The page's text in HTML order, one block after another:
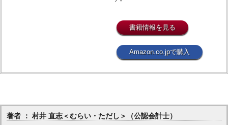
書籍情報を見る
Amazon.co.jpで購入
著者 ： 村井 直志＜むらい・ただし＞（公認会計士）